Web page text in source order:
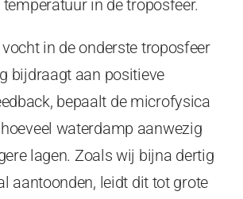
in de troposfeer.
in de onderste troposfeer
bijdraagt aan positieve
bepaalt de microfysica
waterdamp aanwezig
lagen. Zoals wij bijna dertig
aantoonden, leidt dit tot grote